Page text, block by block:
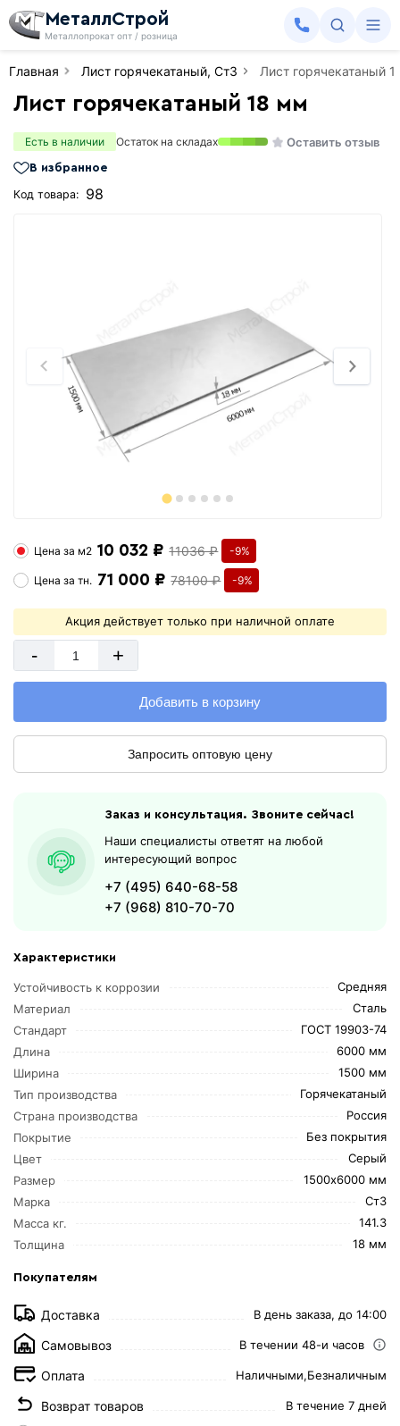
МеталлСтрой
Металлопрокат опт / розница
Главная Лист горячекатаный, Ст3 Лист горячекатаный
Лист горячекатаный 18 мм
Есть в наличии Остаток на складах Оставить отзыв
В избранное
Код товара: 98
Характеристики
Устойчивость к коррозии
Средняя
Материал
Сталь
Стандарт
ГОСТ 19903-74
Длина
6000 мм
Ширина
1500 мм
Тип производства
Горячекатаный
Страна производства
Россия
Покрытие
Без покрытия
Цвет
Серый
Размер
1500х6000 мм
Марка
Ст3
Масса кг.
141.3
Толщина
18 мм
Покупателям
Доставка В день заказа, до 14:00
Самовывоз В течении 48-и часов
Оплата Наличными,Безналичным
Возврат товаров В течение 7 дней
Цена за м2 10 032 ₽ 11036 ₽ -9%
Цена затн. 71 000 ₽ 78100 ₽ -9%
Акция действует только при наличной оплате
- +
Добавить в корзину
Запросить оптовую цену
Заказ и консультация. Звоните сейчас!
Наши специалисты ответят на любой
интересующий вопрос
+7 (495) 640-68-58
+7 (968) 810-70-70